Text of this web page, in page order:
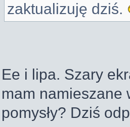
zaktualizuję dziś.
Ee i lipa. Szary
mam namieszane
pomysły? Dziś